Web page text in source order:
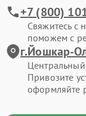
+7 (800)
Свяжитесь
поможем с
г.Йошкар-
Привозите
оформляйте